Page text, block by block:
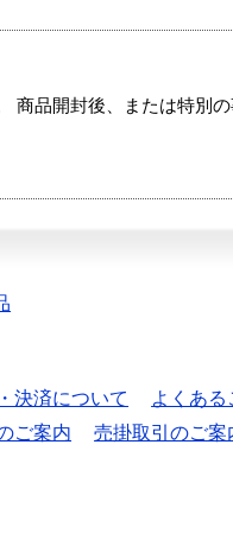
商品開封後、または特別
決済について
よくある
ご案内 売掛取引のご案